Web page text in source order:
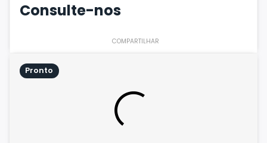
Consulte-nos
COMPARTILHAR
Pronto